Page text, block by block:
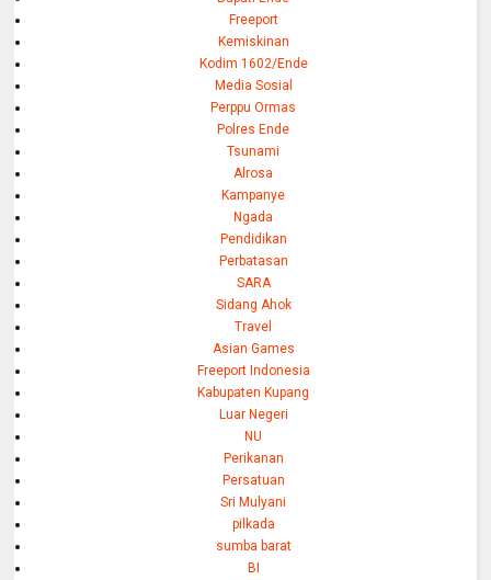
Freeport
Kemiskinan
Kodim 1602/Ende
Media Sosial
Perppu Ormas
Polres Ende
Tsunami
Alrosa
Kampanye
Ngada
Pendidikan
Perbatasan
SARA
Sidang Ahok
Travel
Asian Games
Freeport Indonesia
Kabupaten Kupang
Luar Negeri
NU
Perikanan
Persatuan
Sri Mulyani
pilkada
sumba barat
BI